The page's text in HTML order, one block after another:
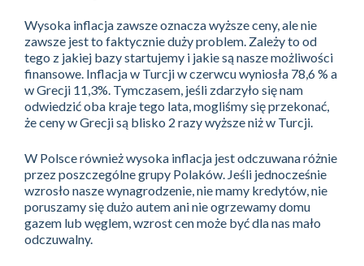
Wysoka inflacja zawsze oznacza wyższe ceny, ale nie
zawsze jest to faktycznie duży problem. Zależy to od
tego z jakiej bazy startujemy i jakie są nasze możliwości
finansowe. Inflacja w Turcji w czerwcu wyniosła 78,6 % a
w Grecji 11,3%. Tymczasem, jeśli zdarzyło się nam
odwiedzić oba kraje tego lata, mogliśmy się przekonać,
że ceny w Grecji są blisko 2 razy wyższe niż w Turcji.
W Polsce również wysoka inflacja jest odczuwana różnie
przez poszczególne grupy Polaków. Jeśli jednocześnie
wzrosło nasze wynagrodzenie, nie mamy kredytów, nie
poruszamy się dużo autem ani nie ogrzewamy domu
gazem lub węglem, wzrost cen może być dla nas mało
odczuwalny.